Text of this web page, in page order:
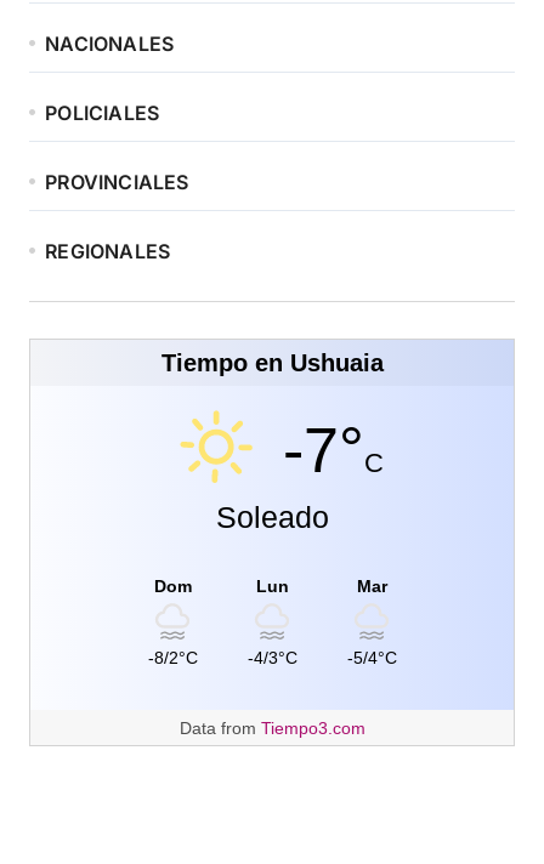
NACIONALES
POLICIALES
PROVINCIALES
REGIONALES
Tiempo en Ushuaia
-7°C
Soleado
Dom
-8/2°C
Lun
-4/3°C
Mar
-5/4°C
Data from Tiempo3.com